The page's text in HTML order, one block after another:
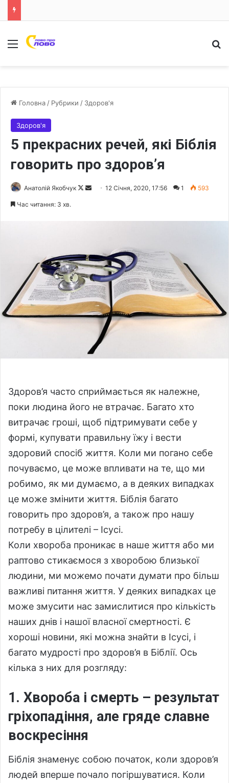
Меню
Головна / Рубрики / Здоров'я
Здоров'я
5 прекрасних речей, які Біблія
говорить про здоров’я
Анатолій Якобчук
F
o
n
X
e
m
a
i
l
12 Січня, 2020, 17:56 1 593
Час читання: 3 хв.
Здоров’я часто сприймається як належне,
поки людина його не втрачає. Багато хто
витрачає гроші, щоб підтримувати себе у
формі, купувати правильну їжу і вести
здоровий спосіб життя. Коли ми погано себе
почуваємо, це може впливати на те, що ми
робимо, як ми думаємо, а в деяких випадках
це може змінити життя. Біблія багато
говорить про здоров’я, а також про нашу
потребу в цілителі – Ісусі.
Коли хвороба проникає в наше життя або ми
раптово стикаємося з хворобою близької
людини, ми можемо почати думати про більш
важливі питання життя. У деяких випадках це
може змусити нас замислитися про кількість
наших днів і нашої власної смертності. Є
хороші новини, які можна знайти в Ісусі, і
багато мудрості про здоров’я в Біблії. Ось
кілька з них для розгляду:
1. Хвороба і смерть – результат
гріхопадіння, але гряде славне
воскресіння
Біблія знаменує собою початок, коли здоров’я
людей вперше почало погіршуватися. Коли